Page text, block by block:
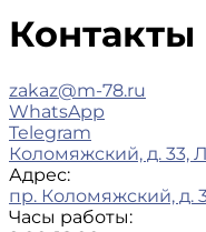
Контакты
zakaz@m-78.ru
WhatsApp
Telegram
Коломяжский, д. 33,
Адрес:
пр. Коломяжский, д.
Часы работы: